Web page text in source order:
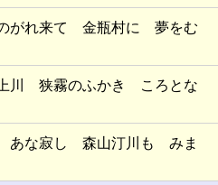
がれ来て 金瓶村に 夢をむ
川 狭霧のふかき ころとな
あな寂し 森山汀川も みま